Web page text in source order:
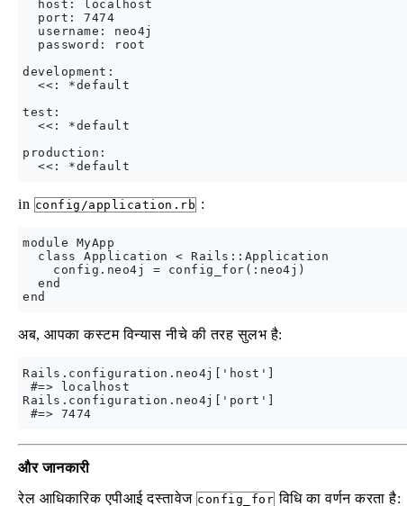
  host: localhost
  port: 7474
  username: neo4j
  password: root
development:
  <<: *default
test:
  <<: *default
production:
in config/application.rb :
module MyApp
  class Application < Rails::Application
    config.neo4j = config_for(:neo4j)
  end
अब, आपका कस्टम विन्यास नीचे की तरह सुलभ है:
Rails.configuration.neo4j['host']
#=> localhost
Rails.configuration.neo4j['port']
और जानकारी
रेल आधिकारिक एपीआई दस्तावेज config_for विधि का वर्णन करता है: